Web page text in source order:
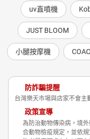
61第三十五章 秋月_接到
62第三十六章 木頭_不敢
63第三十六章 木頭_打電
64第三十七章 晶晶_徵求
65第三十八章 火山_發現
66第三十八章 火山_撞見
68第三十九章 秋月_不小
69第四十章 木頭_下海尋
70第四十章 木頭_接受訪問
71第四十一章 晶晶_失望地
72第四十二章 火山_一起
uv直噴機
JUST BLOOM
小腿按摩機
防詐騙提醒
台灣樂天市場與店家不會主
政策宣導
為防治動物傳染病，境
合動物檢疫規定，並依